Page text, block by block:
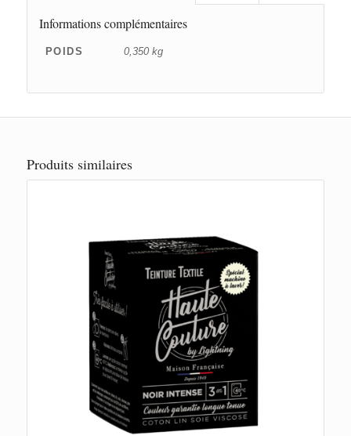
Informations complémentaires
POIDS 0,350 kg
Produits similaires